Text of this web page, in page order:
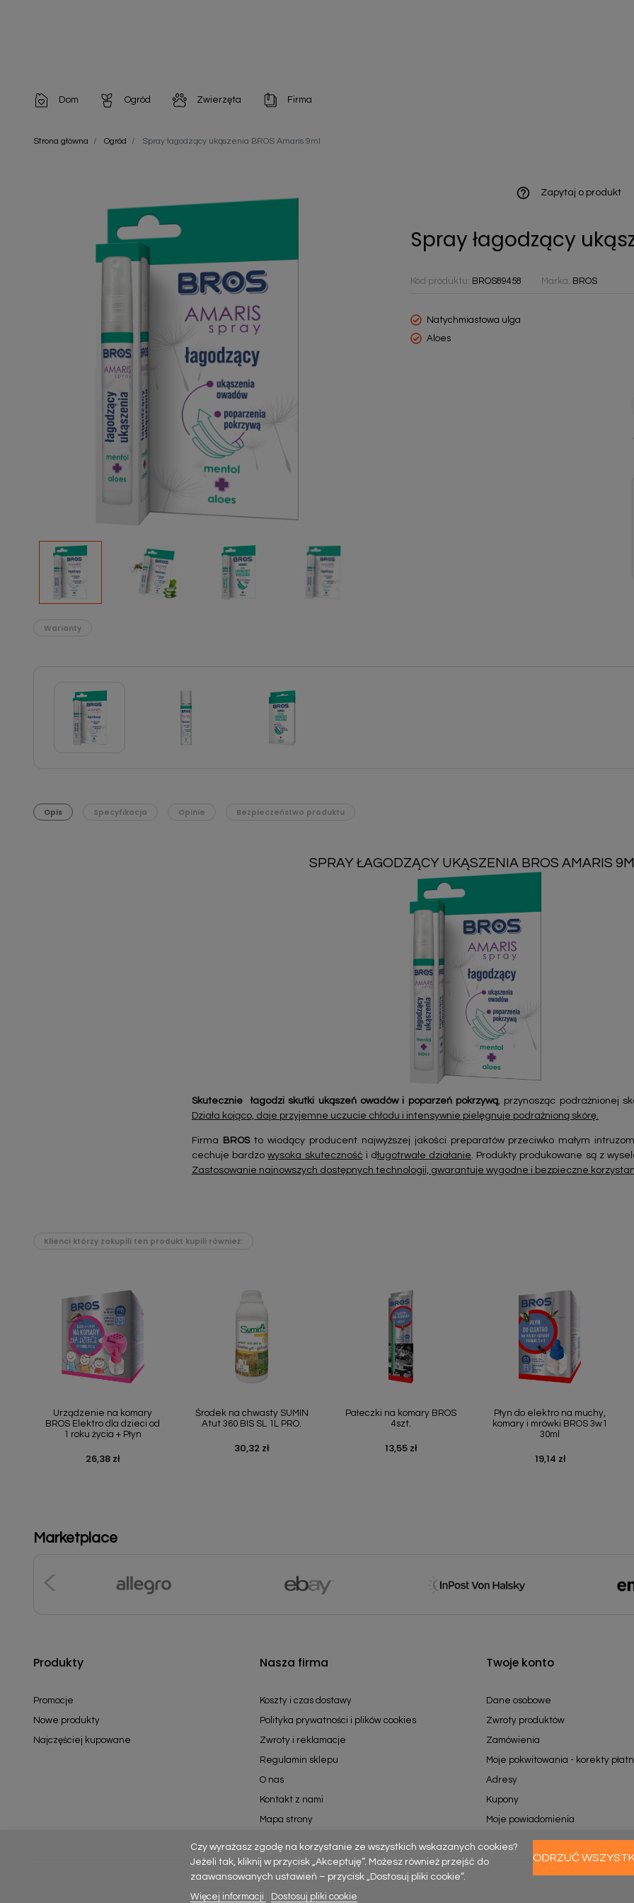
Dom
Artykuły dekoracyjne
Artykuły higieniczne
Artykuły jednorazowe
Artykuły opakowaniowe
Zobacz wszystkie
Ogród
Chemia do architektury ogrodowej
Odstraszacze owadów
Odstraszacze zwierząt
Nawozy i preparaty
Narzędzia ogrodnicze
Pozostałe
Środki ochrony roślin
Środki ochrony roślin dla profesjonalistów
Zobacz wszystkie
Zwierzęta
Szampony i odżywki
Chusteczki nawilżane
Zobacz wszystkie
Firma
Artykuły Higieniczne
Strona główna Ogród Spray łagodzący ukąszenia BROS Amaris 9ml
help_outline Zapytaj o produkt
Spray łagodzący
Kod produktu: BROS89458 Marka: BROS
Natychmiastowa ulga
Aloes
Warianty
Opis Specyfikacja Opinie Bezpieczeństwo produktu
SPRAY ŁAGODZĄCY UKĄSZENIA BROS AMARIS
Skutecznie łagodzi skutki ukąszeń owadów i poparzeń pokrzywą, przynosząc podrażnionej
Działa kojąco, daje przyjemne uczucie chłodu i intensywnie pielęgnuje podrażnioną skórę.
Firma BROSto wiodący producent najwyższej jakości preparatów przeciwko małym
cechuje bardzowysoka skuteczność i długotrwałe działanie. Produkty produkowane są z
Zastosowanie najnowszych dostępnych technologii, gwarantuje wygodne i bezpieczne
Klienci którzy zakupili ten produkt kupili również:
Urządzenie na komary
BROS Elektro dla dzieci od
1 roku życia + Płyn
Cena
26,38 zł
Środek na chwasty SUMIN
Atut 360 BIS SL 1L PRO.
Cena
30,32 zł
Pałeczki na komary BROS
4szt.
Cena
13,55 zł
Płyn do elektro na muchy,
komary i mrówki BROS 3w1
30ml
Cena
19,14 zł
Marketplace
Produkty
Promocje
Nowe produkty
Najczęściej kupowane
Nasza firma
Koszty i czas dostawy
Polityka prywatności i plików cookies
Zwroty i reklamacje
Regulamin sklepu
O nas
Kontakt z nami
Mapa strony
Twoje konto
Dane osobowe
Zwroty produktów
Zamówienia
Moje pokwitowania - korekty
Adresy
Kupony
Moje powiadomienia
Czy wyrażasz zgodę na korzystanie ze wszystkich wskazanych cookies?
Jeżeli tak, kliknij w przycisk „Akceptuję”. Możesz również przejść do
zaawansowanych ustawień – przycisk „Dostosuj pliki cookie”.
Więcej informacji
Dostosuj pliki cookie
ODRZUĆ